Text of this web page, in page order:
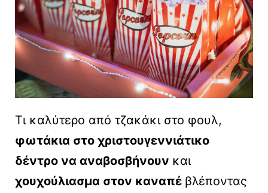
Τι καλύτερο από τζακάκι στο φουλ,
φωτάκια στο χριστουγεννιάτικο
δέντρο να αναβοσβήνουν και
χουχούλιασμα στον καναπέ βλέποντας